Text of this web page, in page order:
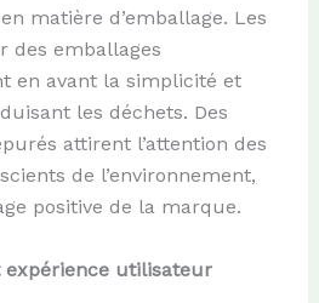
matière d’emballage. Les
des emballages
en avant la simplicité et
les déchets. Des
attirent l’attention des
de l’environnement,
positive de la marque.
expérience utilisateur